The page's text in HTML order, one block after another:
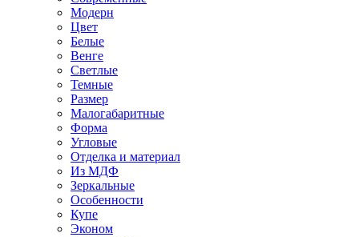
Модерн
Цвет
Белые
Венге
Светлые
Темные
Размер
Малогабаритные
Форма
Угловые
Отделка и материал
Из МДФ
Зеркальные
Особенности
Купе
Эконом